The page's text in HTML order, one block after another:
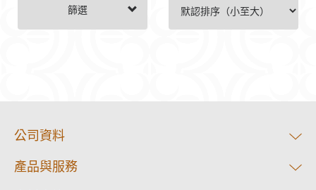
篩選
公司資料
產品與服務